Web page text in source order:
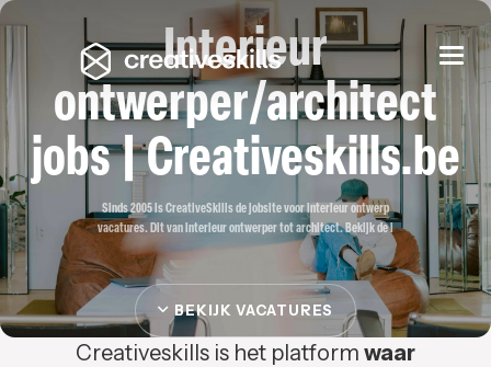
Interieur
ontwerper/architect
jobs | Creativeskills.be
Sinds 2005 is CreativeSkills de jobsite voor interieur ontwerp
vacatures. Dit van interieur ontwerper tot architect. Bekijk de i
BEKIJK VACATURES
Creativeskills is het platform waar